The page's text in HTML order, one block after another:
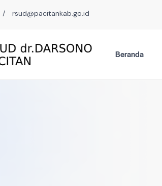
/ rsud@pacitankab.go.id
Beranda